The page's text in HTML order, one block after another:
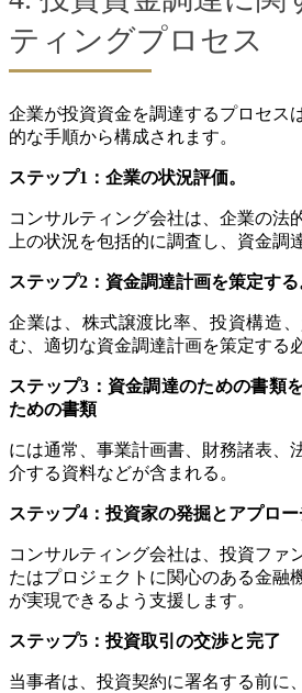
ティングプロセス
企業が投資資金を調達するプロセス
的な手順から構成されます。
ステップ1：企業の状況評価。
コンサルティング会社は、企業の法
上の状況を包括的に調査し、資金調
ステップ2：資金調達計画を策定する
企業は、株式譲渡比率、投資構造
む、適切な資金調達計画を策定する
ステップ3：資金調達のための書類
ための書類
には通常、事業計画書、財務諸表、
介する資料などが含まれる。
ステップ4：投資家の発掘とアプロー
コンサルティング会社は、投資ファ
たはプロジェクトに関心のある金融
が実現できるよう支援します。
ステップ5：投資取引の交渉と完了
当事者は、投資契約に署名する前に